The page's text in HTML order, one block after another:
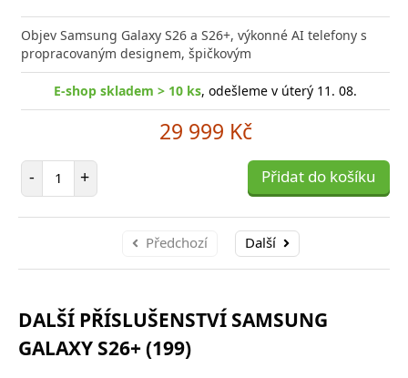
Objev Samsung Galaxy S26 a S26+, výkonné AI telefony s
propracovaným designem, špičkovým
E-shop skladem > 10 ks, odešleme v úterý 11. 08.
29 999 Kč
- Počet položek
+ Přidat do košíku
Předchozí Další
DALŠÍ PŘÍSLUŠENSTVÍ SAMSUNG
GALAXY S26+ (199)